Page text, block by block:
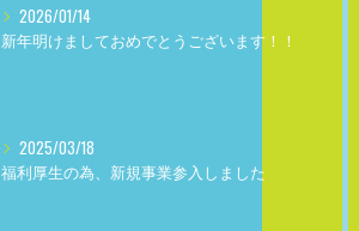
2026/01/14
新年明けましておめでとうございます！！
2025/03/18
福利厚生の為、新規事業参入しました